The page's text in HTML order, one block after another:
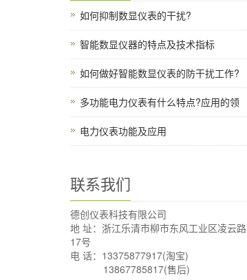
如何抑制数显仪表的干扰?
智能数显仪器的特点及技术指标
如何做好智能数显仪表的防干扰工作?
多功能电力仪表有什么特点?应用的领
电力仪表功能及应用
联系我们
德创仪表科技有限公司
地 址：浙江乐清市柳市东风工业区凌云路
17号
电 话：13375877917(淘宝)
13867785817(售后)